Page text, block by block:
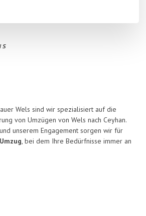
Wels sind wir spezialisiert auf die
von Umzügen von Wels nach Ceyhan.
unserem Engagement sorgen wir für
, bei dem Ihre Bedürfnisse immer an